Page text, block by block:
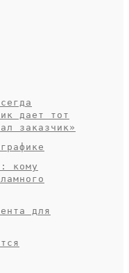
дает тот
заказчик»
кому
для